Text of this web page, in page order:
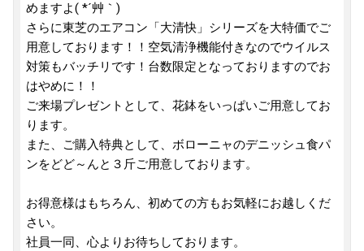
めますよ( *´艸｀)
さらに東芝のエアコン「大清快」シリーズを大特価でご
用意しております！！空気清浄機能付きなのでウイルス
対策もバッチリです！台数限定となっておりますのでお
はやめに！！
ご来場プレゼントとして、花鉢をいっぱいご用意してお
ります。
また、ご購入特典として、ボローニャのデニッシュ食パ
ンをどど～んと３斤ご用意しております。
お得意様はもちろん、初めての方もお気軽にお越しくだ
さい。
社員一同、心よりお待ちしております。